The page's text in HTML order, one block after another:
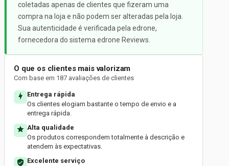
coletadas apenas de clientes que fizeram uma
compra na loja e não podem ser alteradas pela loja.
Sua autenticidade é verificada pela edrone,
fornecedora do sistema edrone Reviews.
O que os clientes mais valorizam
Com base em 187 avaliações de clientes
Entrega rápida
Os clientes elogiam bastante o tempo de envio e a
entrega rápida.
Alta qualidade
Os produtos correspondem totalmente à descrição e
atendem às expectativas.
Excelente serviço